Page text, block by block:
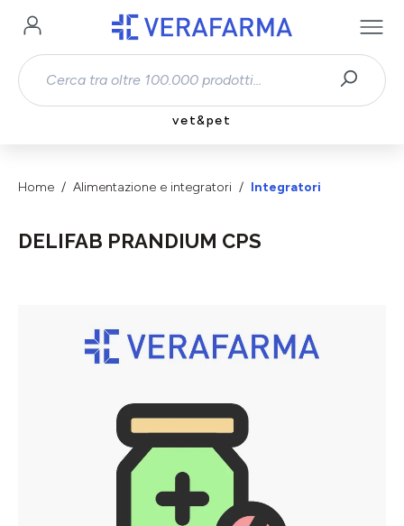
Passa al contenuto principale
vet&pet
Home Alimentazione e integratori Integratori
DELIFAB PRANDIUM CPS